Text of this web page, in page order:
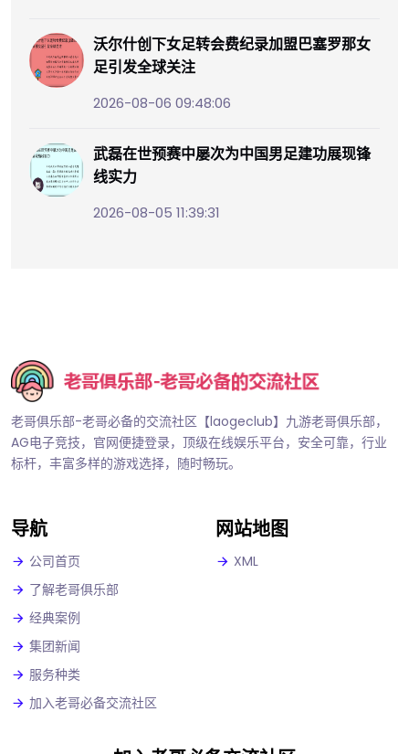
沃尔什创下女足转会费纪录加盟巴塞罗那女
足引发全球关注
2026-08-06 09:48:06
武磊在世预赛中屡次为中国男足建功展现锋
线实力
2026-08-05 11:39:31
老哥俱乐部-老哥必备的交流社区【laogeclub】九游老哥俱乐部，
AG电子竞技，官网便捷登录，顶级在线娱乐平台，安全可靠，行业
标杆，丰富多样的游戏选择，随时畅玩。
导航
公司首页
了解老哥俱乐部
经典案例
集团新闻
服务种类
加入老哥必备交流社区
网站地图
XML